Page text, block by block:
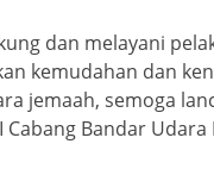
dan melayani
kemudahan dan
jemaah, semoga
Bandar